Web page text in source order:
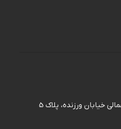
تهران، خیابان بهار شمالی خيابان ورزنده، پلاک 5